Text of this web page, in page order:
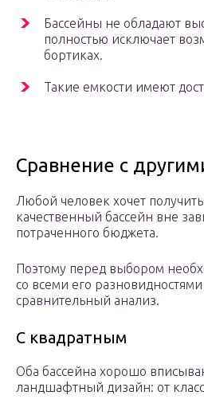
Бассейны не обладают
полностью исключает
бортиках.
Такие емкости имеют
Сравнение с
Любой человек хочет
качественный бассейн вне
потраченного бюджета.
Поэтому перед выбором
со всеми его
сравнительный анализ.
С квадратным
Оба бассейна хорошо
ландшафтный дизайн: от